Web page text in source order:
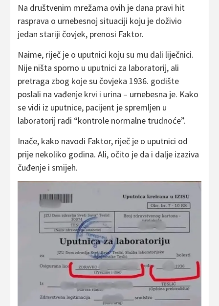
Na društvenim mrežama ovih je dana pravi hit
rasprava o urnebesnoj situaciji koju je doživio
jedan stariji čovjek, prenosi Faktor.
Naime, riječ je o uputnici koju su mu dali liječnici.
Nije ništa sporno u uputnici za laboratorij, ali
pretraga zbog koje su čovjeka 1936. godište
poslali na vađenje krvi i urina – urnebesna je. Kako
se vidi iz uputnice, pacijent je spremljen u
laboratorij radi “kontrole normalne trudnoće”.
Inače, kako navodi Faktor, riječ je o uputnici od
prije nekoliko godina. Ali, očito je da i dalje izaziva
čuđenje i smijeh.